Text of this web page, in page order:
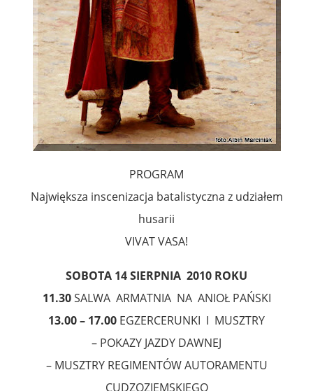
PROGRAM
Największa inscenizacja batalistyczna z udziałem
husarii
VIVAT VASA!
SOBOTA 14 SIERPNIA 2010 ROKU
11.30SALWA ARMATNIA NA ANIOŁ PAŃSKI
13.00 – 17.00 EGZERCERUNKI I MUSZTRY
– POKAZY JAZDY DAWNEJ
– MUSZTRY REGIMENTÓW AUTORAMENTU
CUDZOZIEMSKIEGO